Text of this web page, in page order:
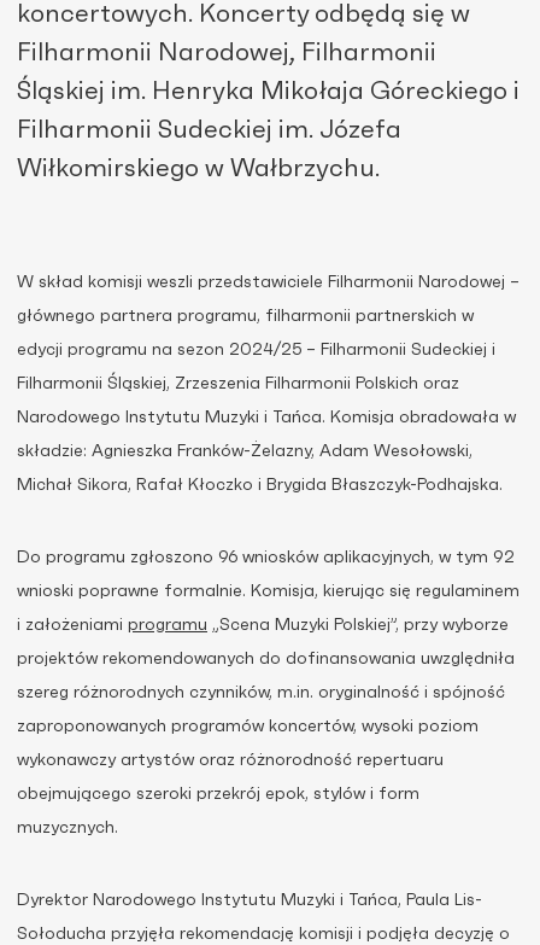
koncertowych. Koncerty odbędą się w
Filharmonii Narodowej, Filharmonii
Śląskiej im. Henryka Mikołaja Góreckiego i
Filharmonii Sudeckiej im. Józefa
Wiłkomirskiego w Wałbrzychu.
W skład komisji weszli przedstawiciele Filharmonii Narodowej –
głównego partnera programu, filharmonii partnerskich w
edycji programu na sezon 2024/25 – Filharmonii Sudeckiej i
Filharmonii Śląskiej, Zrzeszenia Filharmonii Polskich oraz
Narodowego Instytutu Muzyki i Tańca. Komisja obradowała w
składzie: Agnieszka Franków-Żelazny, Adam Wesołowski,
Michał Sikora, Rafał Kłoczko i Brygida Błaszczyk-Podhajska.
Do programu zgłoszono 96 wniosków aplikacyjnych, w tym 92
wnioski poprawne formalnie. Komisja, kierując się regulaminem
i założeniami programu „Scena Muzyki Polskiej”, przy wyborze
projektów rekomendowanych do dofinansowania uwzględniła
szereg różnorodnych czynników, m.in. oryginalność i spójność
zaproponowanych programów koncertów, wysoki poziom
wykonawczy artystów oraz różnorodność repertuaru
obejmującego szeroki przekrój epok, stylów i form
muzycznych.
Dyrektor Narodowego Instytutu Muzyki i Tańca, Paula Lis-
Sołoducha przyjęła rekomendację komisji i podjęła decyzję o